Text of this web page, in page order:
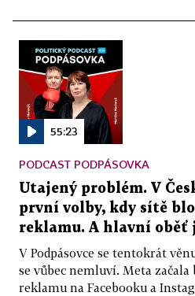
55:23
PODCAST PODPÁSOVKA
Utajený problém. V
první volby, kdy sítě
reklamu. A hlavní oběť
V Podpásovce se tentokrát
se vůbec nemluví. Meta
reklamu na Facebooku a